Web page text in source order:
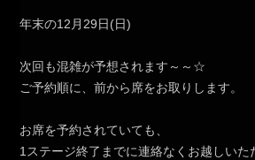
年末の12月29日(日)
次回も混雑が予想されます～～☆
ご予約順に、前から席をお取りします。
お席を予約されていても、
1ステージ終了までに連絡なくお越しいた